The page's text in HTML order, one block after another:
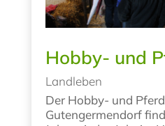
Hobby- und
Landleben
Der Hobby- und
Gutengermendorf